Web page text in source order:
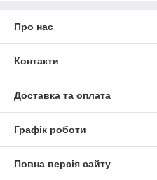
Про нас
Контакти
Доставка та оплата
Графік роботи
Повна версія сайту